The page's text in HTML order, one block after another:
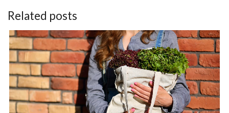
Related posts